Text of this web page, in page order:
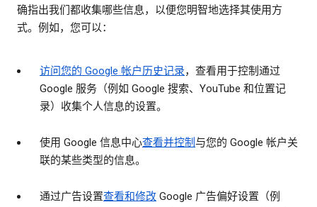
确指出我们都收集哪些信息，以便您明智地选择其使用方
式。例如，您可以：
访问您的 Google 帐户历史记录，查看用于控制通过
Google 服务（例如 Google 搜索、YouTube 和位置记
录）收集个人信息的设置。
使用 Google 信息中心查看并控制与您的 Google 帐户关
联的某些类型的信息。
通过广告设置查看和修改 Google 广告偏好设置（例